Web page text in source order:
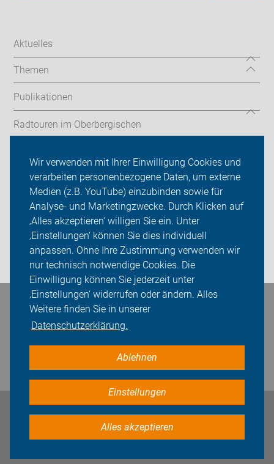
Wir verwenden mit Ihrer Einwilligung Cookies und
verarbeiten personenbezogene Daten, um externe
Medien (z.B. YouTube) einzubinden sowie für
Analyse- und Marketingzwecke. Durch Klicken auf
‚Alles akzeptieren‘ willigen Sie ein. Unter
‚Einstellungen‘ können Sie dies individuell
anpassen. Ohne Ihre Zustimmung verwenden wir
nur technisch notwendige Cookies. Die
Einwilligung können Sie jederzeit unter
‚Einstellungen‘ widerrufen oder ändern. Alles
Weitere finden Sie in unserer
Datenschutzerklärung.
Ablehnen
Einstellungen
Alles akzeptieren
Aktuelles
Themen
Publikationen
Radtouren im Oberbergischen
Kreisverband Oberberg
Sei dabei
Presse
Login
Bleiben Sie in Kontakt